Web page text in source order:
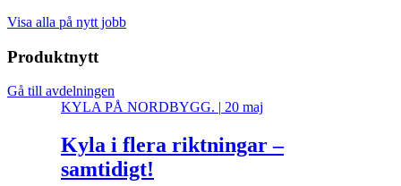
Visa alla på nytt jobb
Produktnytt
Gå till avdelningen
KYLA PÅ NORDBYGG. | 20 maj
Kyla i flera riktningar –
samtidigt!